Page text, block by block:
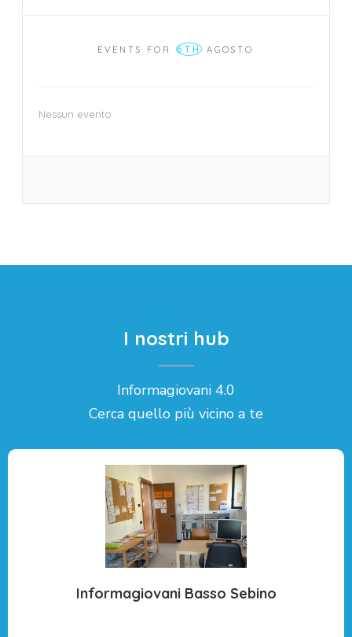
EVENTS FOR6TH AGOSTO
Nessun evento
I nostri hub
Informagiovani 4.0
Cerca quello più vicino a te
Informagiovani Basso Sebino